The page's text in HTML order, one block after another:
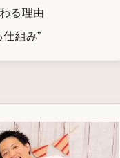
る理由
組み”